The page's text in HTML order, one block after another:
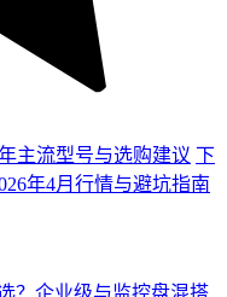
主流型号与选购建议 下
年4月行情与避坑指南